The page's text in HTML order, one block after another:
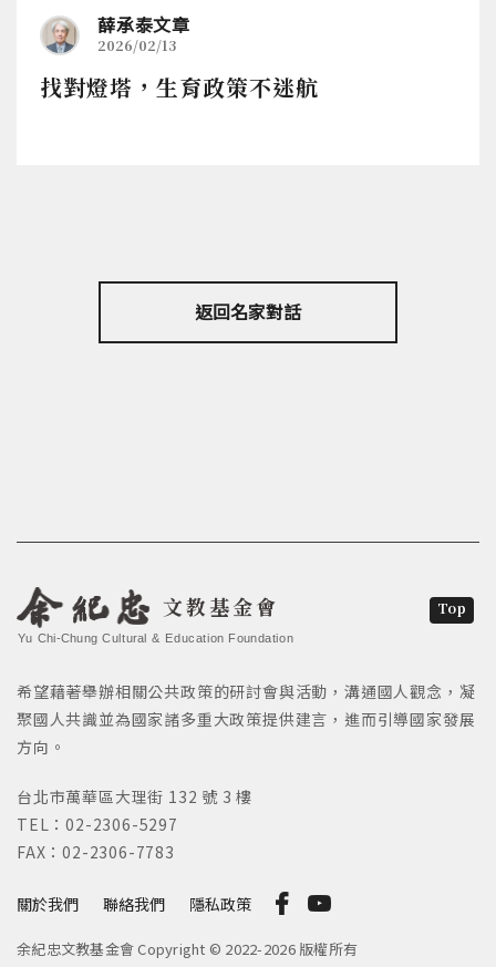
薛承泰文章
2026/02/13
找對燈塔，生育政策不迷航
返回名家對話
文教基金會
Yu Chi-Chung Cultural & Education Foundation
關於我們 聯絡我們 隱私政策
希望藉著舉辦相關公共政策的研討會與活動，溝通國人觀念，凝
聚國人共識並為國家諸多重大政策提供建言，進而引導國家發展
方向。
台北市萬華區大理街 132 號 3 樓
TEL：02-2306-5297
FAX：02-2306-7783
余紀忠文教基金會 Copyright © 2022-2026 版權所有
Top